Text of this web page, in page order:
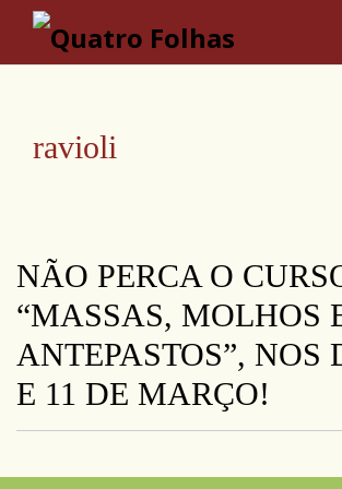
ravioli
NÃO PERCA O
“MASSAS, MOLHOS
ANTEPASTOS”, NOS
E 11 DE MARÇO!